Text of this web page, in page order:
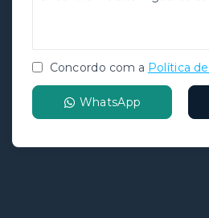
Concordo com a Política
WhatsApp